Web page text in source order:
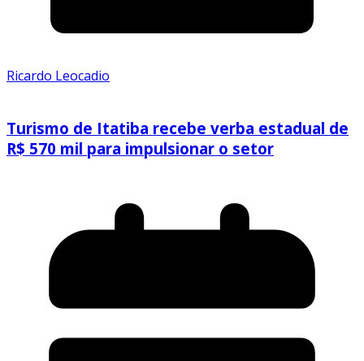
Ricardo Leocadio
Turismo de Itatiba recebe verba estadual de
R$ 570 mil para impulsionar o setor